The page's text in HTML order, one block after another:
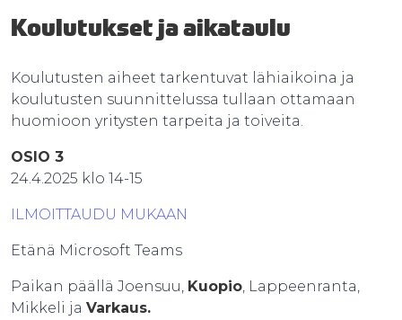
Koulutukset ja aikataulu
Koulutusten aiheet tarkentuvat lähiaikoina ja
koulutusten suunnittelussa tullaan ottamaan
huomioon yritysten tarpeita ja toiveita.
OSIO 3
24.4.2025 klo 14-15
ILMOITTAUDU MUKAAN
Etänä Microsoft Teams
Paikan päällä Joensuu, Kuopio, Lappeenranta,
Mikkeli ja Varkaus.